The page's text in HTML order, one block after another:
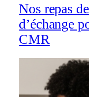
Nos repas
d’échange
CMR